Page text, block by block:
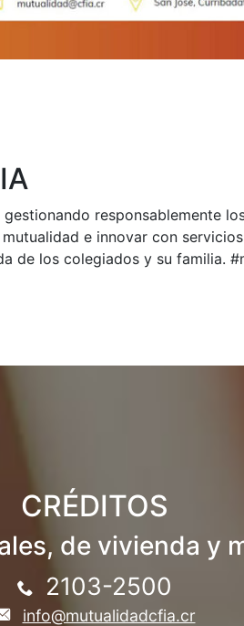
responsablemente
e innovar con
de los colegiados y su familia.
CRÉDITOS
de vivienda y
2103-2500
info@mutualidadcfia.cr